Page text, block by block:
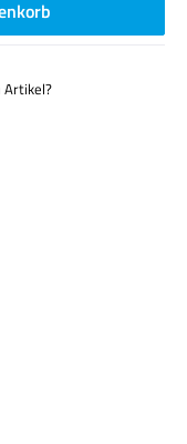
Artikel?